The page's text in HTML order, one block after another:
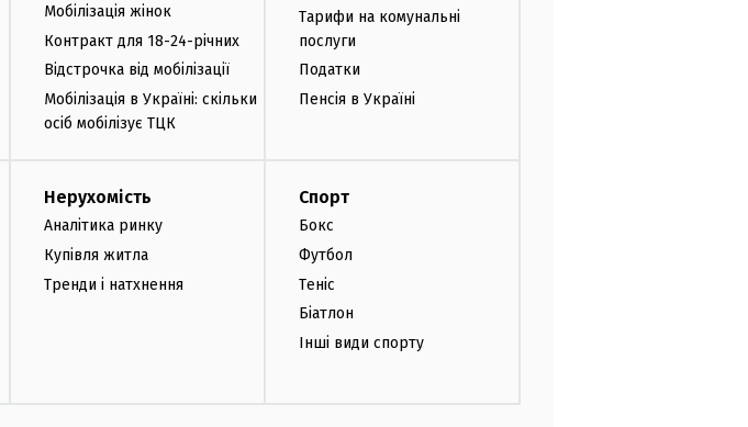
Мобілізація жінок
Контракт для 18-24-річних
Відстрочка від мобілізації
Мобілізація в Україні: скільки
осіб мобілізує ТЦК
Тарифи на комунальні
послуги
Податки
Пенсія в Україні
Нерухомість
Аналітика ринку
Купівля житла
Тренди і натхнення
Спорт
Бокс
Футбол
Теніс
Біатлон
Інші види спорту